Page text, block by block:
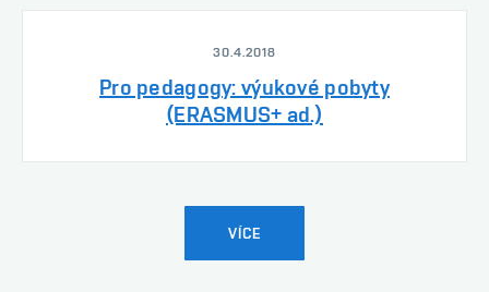
30.4.2018
Pro pedagogy: výukové pobyty
(ERASMUS+ ad.)
VÍCE